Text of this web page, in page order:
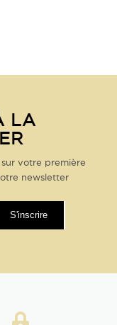
LA
sur votre première
newsletter